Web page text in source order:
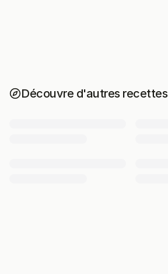
Découvre d'autres recettes